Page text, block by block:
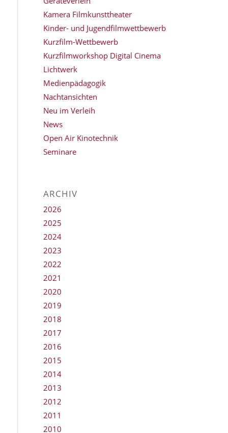
Kamera Filmkunsttheater
Kinder- und Jugendfilmwettbewerb
Kurzfilm-Wettbewerb
Kurzfilmworkshop Digital Cinema
Lichtwerk
Medienpädagogik
Nachtansichten
Neu im Verleih
News
Open Air Kinotechnik
Seminare
ARCHIV
2026
2025
2024
2023
2022
2021
2020
2019
2018
2017
2016
2015
2014
2013
2012
2011
2010